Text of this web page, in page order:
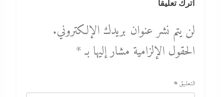
اترك تعليقاً
لن يتم نشر عنوان بريدك الإلكتروني.
الحقول الإلزامية مشار إليها بـ*
التعليق *